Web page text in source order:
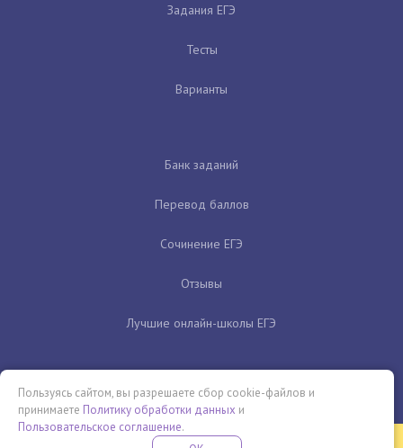
Задания ЕГЭ
Тесты
Варианты
Банк заданий
Перевод баллов
Сочинение ЕГЭ
Отзывы
Лучшие онлайн-школы ЕГЭ
Пользуясь сайтом, вы разрешаете сбор cookie-файлов и
принимаете Политику обработки данных и
Пользовательское соглашение.